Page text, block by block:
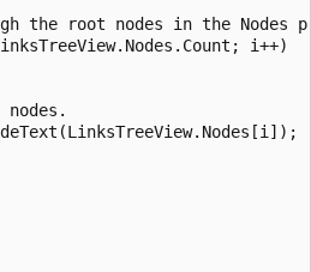
the root nodes in the Nodes
i++)
nodes.